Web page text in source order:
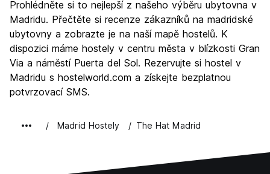
Kultura
9.1
Noční život
Hodnota za peníze
8.1
Prohlédněte si to nejlepší z našeho výběru ubytovna v
Madridu. Přečtěte si recenze zákazníků na madridské
ubytovny a zobrazte je na naší mapě hostelů. K
dispozici máme hostely v centru města v blízkosti Gran
Via a náměstí Puerta del Sol. Rezervujte si hostel v
Madridu s hostelworld.com a získejte bezplatnou
potvrzovací SMS.
Madrid Hostely The Hat Madrid